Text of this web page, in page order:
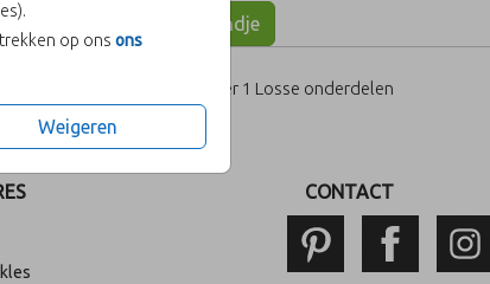
op ons ons
Weigeren
In winkelmandje
per 1 Losse onderdelen
CONTACT